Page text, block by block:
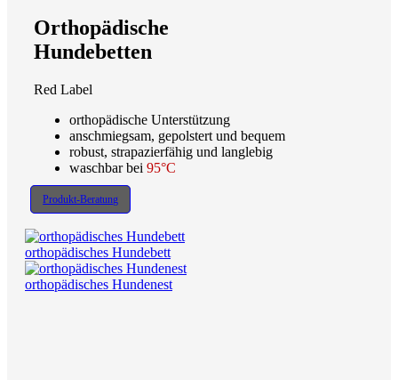
Orthopädische
Hundebetten
Red Label
orthopädische Unterstützung
anschmiegsam, gepolstert und bequem
robust, strapazierfähig und langlebig
waschbar bei 95°C
Produkt-Beratung
orthopädisches Hundebett
orthopädisches Hundenest